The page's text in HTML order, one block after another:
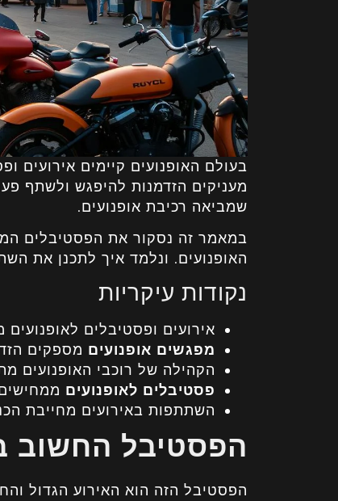
בעולם האופנועים קיימים אירועים
מעניקים הזדמנות להיפגש ולשתף
שמביאה רכיבת אופנועים.
במאמר זה נסקור את הפסטיבלים
האופנועים. ונלמד איך לתכנן את
נקודות עיקריות
אירועים ופסטיבלים לאופנועים
מפגשים אופנועים מספקים
הקהילה של רוכבי האופנועים
פסטיבלים לאופנועים
השתתפות באירועים מחייבת
הפסטיבל החשוב
הפסטיבל הזה הוא האירוע הגדול